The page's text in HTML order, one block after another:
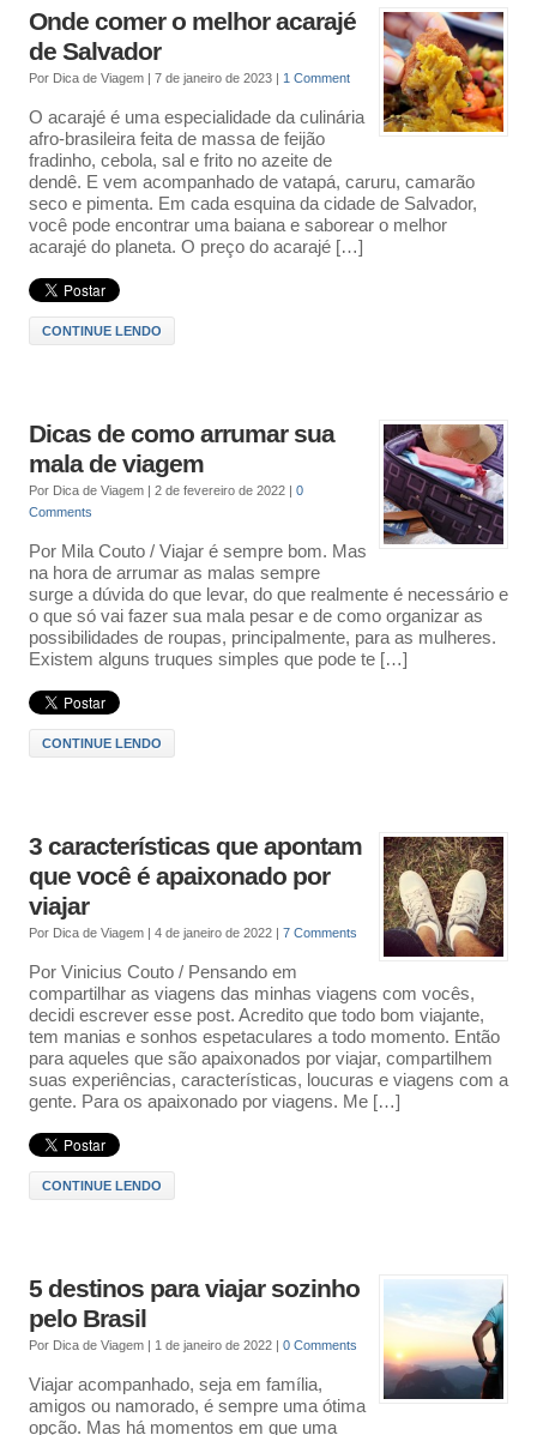
Onde comer o melhor acarajé
de Salvador
Por Dica de Viagem| 7 de janeiro de 2023 1 Comment
O acarajé é uma especialidade da culinária
afro-brasileira feita de massa de feijão
fradinho, cebola, sal e frito no azeite de
dendê. E vem acompanhado de vatapá, caruru, camarão
seco e pimenta. Em cada esquina da cidade de Salvador,
você pode encontrar uma baiana e saborear o melhor
acarajé do planeta. O preço do acarajé […]
CONTINUE LENDO
Dicas de como arrumar sua
mala de viagem
Por Dica de Viagem| 2 de fevereiro de 2022
0
Comments
Por Mila Couto / Viajar é sempre bom. Mas
na hora de arrumar as malas sempre
surge a dúvida do que levar, do que realmente é necessário e
o que só vai fazer sua mala pesar e de como organizar as
possibilidades de roupas, principalmente, para as mulheres.
Existem alguns truques simples que pode te […]
CONTINUE LENDO
3 características que apontam
que você é apaixonado por
viajar
Por Dica de Viagem| 4 de janeiro de 2022 7 Comments
Por Vinicius Couto / Pensando em
compartilhar as viagens das minhas viagens com vocês,
decidi escrever esse post. Acredito que todo bom viajante,
tem manias e sonhos espetaculares a todo momento. Então
para aqueles que são apaixonados por viajar, compartilhem
suas experiências, características, loucuras e viagens com a
gente. Para os apaixonado por viagens. Me […]
CONTINUE LENDO
5 destinos para viajar sozinho
pelo Brasil
Por Dica de Viagem| 1 de janeiro de 2022 0 Comments
Viajar acompanhado, seja em família,
amigos ou namorado, é sempre uma ótima
opção. Mas há momentos em que uma